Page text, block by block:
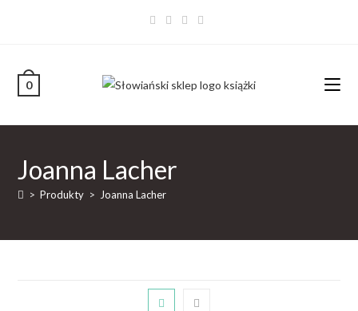
0
Joanna Lacher
> Produkty > Joanna Lacher